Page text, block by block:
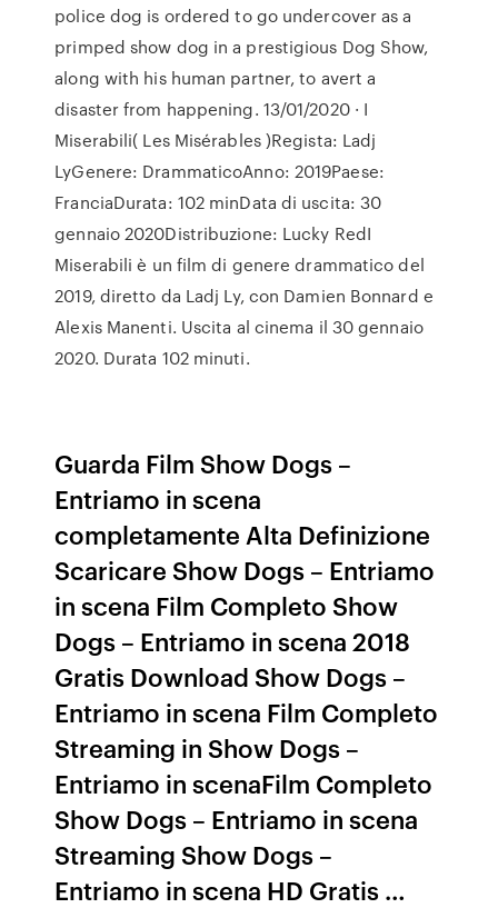
police dog is ordered to go undercover as a
primped show dog in a prestigious Dog Show,
along with his human partner, to avert a
disaster from happening. 13/01/2020 · I
Miserabili( Les Misérables )Regista: Ladj
LyGenere: DrammaticoAnno: 2019Paese:
FranciaDurata: 102 minData di uscita: 30
gennaio 2020Distribuzione: Lucky RedI
Miserabili è un film di genere drammatico del
2019, diretto da Ladj Ly, con Damien Bonnard e
Alexis Manenti. Uscita al cinema il 30 gennaio
2020. Durata 102 minuti.
Guarda Film Show Dogs –
Entriamo in scena
completamente Alta Definizione
Scaricare Show Dogs – Entriamo
in scena Film Completo Show
Dogs – Entriamo in scena 2018
Gratis Download Show Dogs –
Entriamo in scena Film Completo
Streaming in Show Dogs –
Entriamo in scenaFilm Completo
Show Dogs – Entriamo in scena
Streaming Show Dogs –
Entriamo in scena HD Gratis …